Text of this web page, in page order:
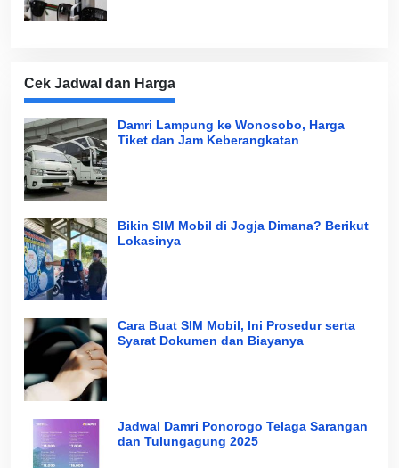
Cek Jadwal dan Harga
Damri Lampung ke Wonosobo, Harga
Tiket dan Jam Keberangkatan
Bikin SIM Mobil di Jogja Dimana? Berikut
Lokasinya
Cara Buat SIM Mobil, Ini Prosedur serta
Syarat Dokumen dan Biayanya
Jadwal Damri Ponorogo Telaga Sarangan
dan Tulungagung 2025